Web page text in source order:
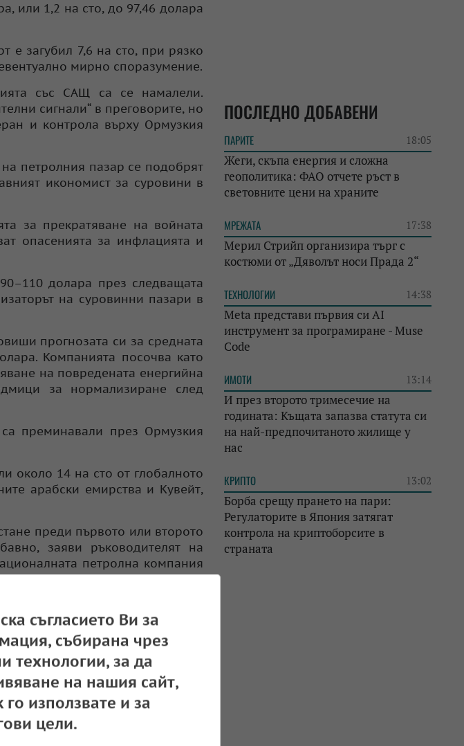
или 1,2 на сто, до 97,46 долара
е загубил 7,6 на сто, при рязко
мирно споразумение.
със САЩ са се намалели.
сигнали“ в преговорите, но
и контрола върху Ормузкия
петролния пазар се подобрят
икономист за суровини в
за прекратяване на войната
опасенията за инфлацията и
долара през следващата
на суровинни пазари в
прогнозата си за средната
Компанията посочва като
на повредената енергийна
за нормализиране след
преминавали през Ормузкия
около 14 на сто от глобалното
арабски емирства и Кувейт,
преди първото или второто
заяви ръководителят на
петролна компания
ще се договорят за
четири източника, въпреки
с Иран.
ПОСЛЕДНО ДОБАВЕНИ
ПАРИТЕ 18:05
Жеги, скъпа енергия и сложна
геополитика: ФАО отчете ръст в
световните цени на храните
МРЕЖАТА 17:38
Мерил Стрийп организира търг с
костюми от „Дяволът носи Прада 2“
ТЕХНОЛОГИИ 14:38
Meta представи първия си AI
инструмент за програмиране - Muse
Code
ИМОТИ 13:14
И през второто тримесечие на
годината: Къщата запазва статута си
на най-предпочитаното жилище у
нас
КРИПТО 13:02
Борба срещу прането на пари:
Регулаторите в Япония затягат
контрола на криптоборсите в
страната
съгласието Ви за
събирана чрез
технологии, за да
на нашия сайт,
използвате и за
цели.